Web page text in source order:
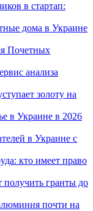
в стартап:
дома в Украине
Почетных
анализа
золоту на
в Украине в 2026
в Украине с
кто имеет право
получить гранты до
почти на